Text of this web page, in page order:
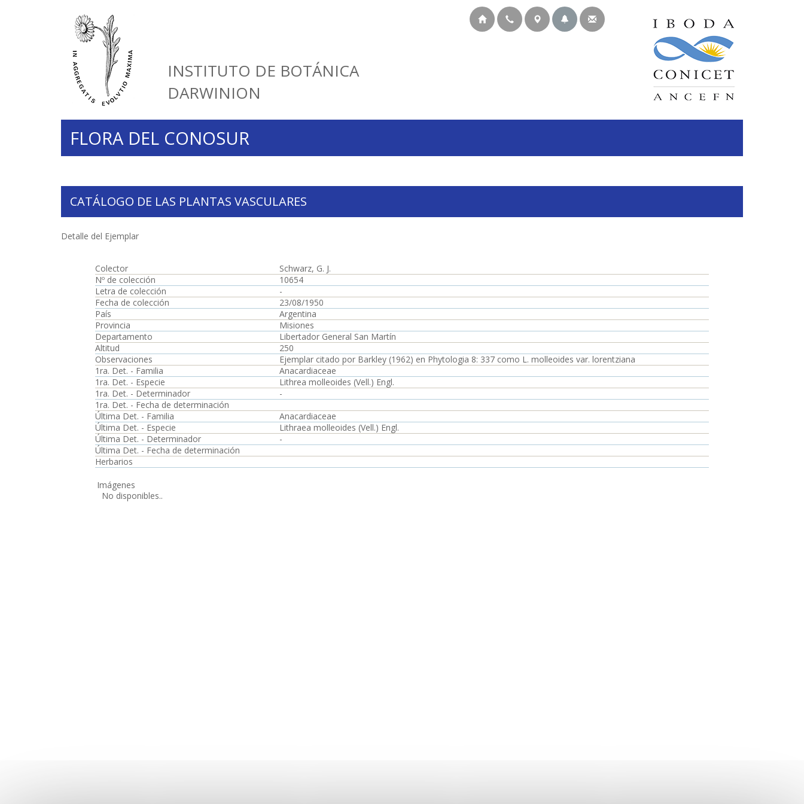
INSTITUTO DE BOTÁNICA
DARWINION
FLORA DEL CONOSUR
CATÁLOGO DE LAS PLANTAS VASCULARES
Detalle del Ejemplar
Colector
Schwarz, G. J.
Nº de colección
10654
Letra de colección
-
Fecha de colección
23/08/1950
País
Argentina
Provincia
Misiones
Departamento
Libertador General San Martín
Altitud
250
Observaciones
Ejemplar citado por Barkley (1962) en Phytologia 8: 337 como L. molleoides var. lorentziana
1ra. Det. - Familia
Anacardiaceae
1ra. Det. - Especie
Lithrea molleoides (Vell.) Engl.
1ra. Det. - Determinador
-
1ra. Det. - Fecha de determinación
Última Det. - Familia
Anacardiaceae
Última Det. - Especie
Lithraea molleoides (Vell.) Engl.
Última Det. - Determinador
-
Última Det. - Fecha de determinación
Herbarios
Imágenes
No disponibles..